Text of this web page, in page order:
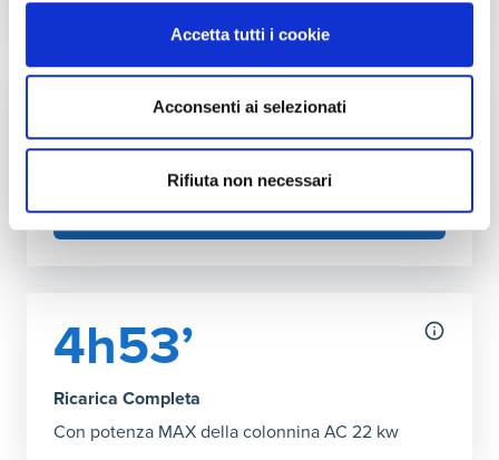
Accetta tutti i cookie
Acconsenti ai selezionati
Rifiuta non necessari
Grafico che mostra l'autonomia in chilometri ottenibile
30 minuti:377 km
Fai l'upgrade a più kW in casa
Puoi aumentare la potenza della tua rete
SCOPRI COME
4h53’
Ricarica Completa
Con potenza MAX della colonnina AC 22 kw